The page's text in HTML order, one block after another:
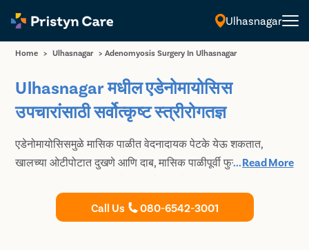
Ulhasnagar
Home > Ulhasnagar > Adenomyosis Surgery In Ulhasnagar
Ulhasnagar मधील एडेनोमायोसिस
उपचारांसाठी सर्वोत्कृष्ट स्त्रीरोगतज्ञ
एडेनोमायोसिसमुळे मासिक पाळीत वेदनादायक पेटके येऊ शकतात,
खालच्या ओटीपोटात दुखणे आणि दाब, मासिक पाळीपूर्वी फुगणे आणि
स्त्रीरोगतज्ञ एडेनोमायोसिसचे निदान आणि उपचार करण्यात विशेषज्ञ
आहेत आणि सर्व रुग्णांसाठी वैयक्तिक उपचार देतात.
...Read More
Call Us 080-6542-3001